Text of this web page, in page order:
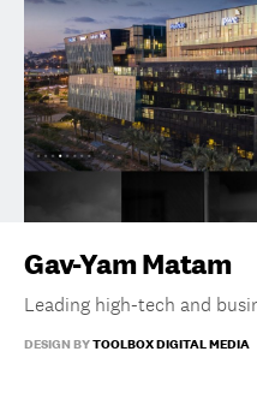
Gav-Yam Matam
Leading high-tech and
DESIGN BYTOOLBOX DIGITAL MEDIA